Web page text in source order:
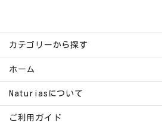
カテゴリーから探す
ホーム
Naturiasについて
ご利用ガイド